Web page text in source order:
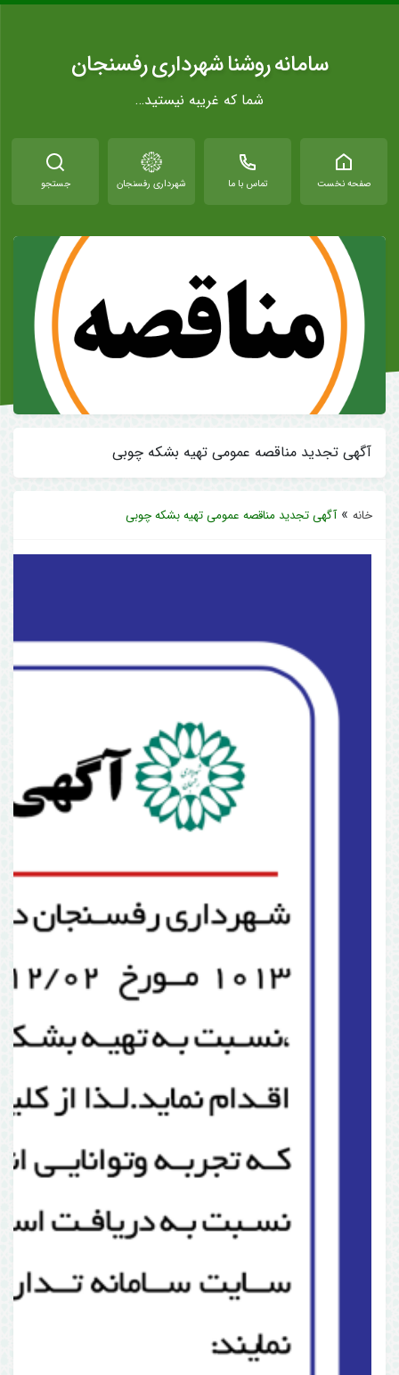
سامانه روشنا شهرداری رفسنجان
شما که غریبه نیستید…
صفحه نخست تماس با ما شهرداری رفسنجان جستجو
آگهی تجدید مناقصه عمومی تهیه بشکه چوبی
خانه »آگهی تجدید مناقصه عمومی تهیه بشکه چوبی